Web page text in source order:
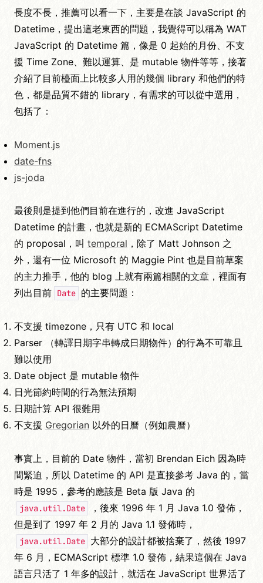
長度不長，推薦可以看一下，主要是在談 JavaScript 的
Datetime，提出這老東西的問題，我覺得可以稱為 WAT
JavaScript 的 Datetime 篇，像是 0 起始的月份、不支
援 Time Zone、難以運算、是 mutable 物件等等，接著
介紹了目前檯面上比較多人用的幾個 library 和他們的特
色，都是品質不錯的 library，有需求的可以從中選用，
包括了：
Moment.js
date-fns
js-joda
最後則是提到他們目前在進行的，改進 JavaScript
Datetime 的計畫，也就是新的 ECMAScript Datetime
的 proposal，叫 temporal ，除了 Matt Johnson 之
外，還有一位 Microsoft 的 Maggie Pint 也是目前草案
的主力推手，他的 blog 上就有兩篇相關的文章 ，裡面有
列出目前 Date 的主要問題：
不支援 timezone，只有 UTC 和 local
Parser （轉譯日期字串轉成日期物件）的行為不可靠且
難以使用
Date object 是 mutable 物件
日光節約時間的行為無法預期
日期計算 API 很難用
不支援 Gregorian 以外的日曆（例如農曆）
事實上，目前的 Date 物件，當初 Brendan Eich 因為時
間緊迫，所以 Datetime 的 API 是直接參考 Java 的，當
時是 1995，參考的應該是 Beta 版 Java 的
java.util.Date
，後來 1996 年 1 月 Java 1.0 發佈，
但是到了 1997 年 2 月的 Java 1.1 發佈時，
java.util.Date 大部分的設計都被捨棄了，然後 1997
年 6 月，ECMAScript 標準 1.0 發佈，結果這個在 Java
語言只活了 1 年多的設計，就活在 JavaScript 世界活了